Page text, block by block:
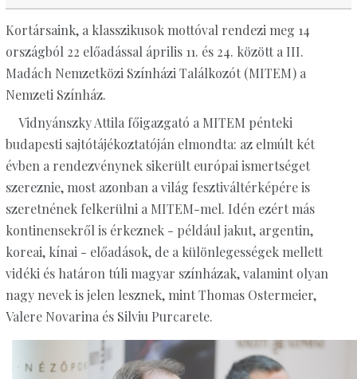
Kortársaink, a klasszikusok mottóval rendezi meg 14
országból 22 előadással április 11. és 24. között a III.
Madách Nemzetközi Színházi Találkozót (MITEM) a
Nemzeti Színház.
Vidnyánszky Attila főigazgató a MITEM pénteki
budapesti sajtótájékoztatóján elmondta: az elmúlt két
évben a rendezvénynek sikerült európai ismertséget
szereznie, most azonban a világ fesztiváltérképére is
szeretnének felkerülni a MITEM-mel. Idén ezért más
kontinensekről is érkeznek - például jakut, argentin,
koreai, kínai - előadások, de a különlegességek mellett
vidéki és határon túli magyar színházak, valamint olyan
nagy nevek is jelen lesznek, mint Thomas Ostermeier,
Valere Novarina és Silviu Purcarete.